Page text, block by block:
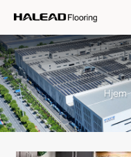
Hjem